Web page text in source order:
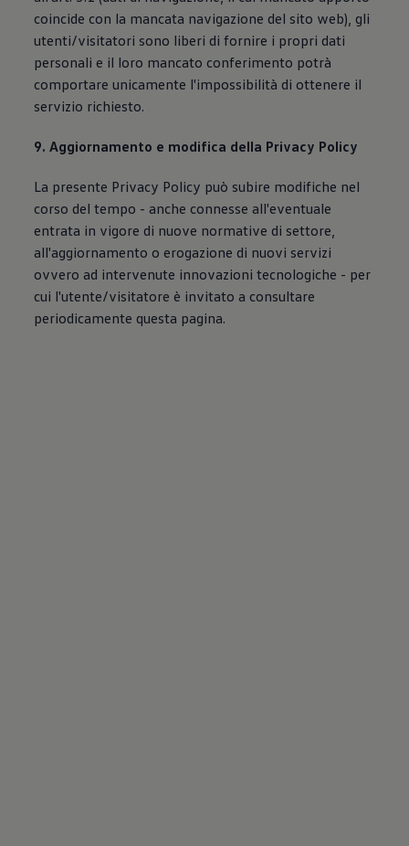
coincide con la mancata navigazione del sito web), gli
utenti/visitatori sono liberi di fornire i propri dati
personali e il loro mancato conferimento potrà
comportare unicamente l'impossibilità di ottenere il
servizio richiesto.
9. Aggiornamento e modifica della Privacy Policy
La presente Privacy Policy può subire modifiche nel
corso del tempo - anche connesse all'eventuale
entrata in vigore di nuove normative di settore,
all'aggiornamento o erogazione di nuovi servizi
ovvero ad intervenute innovazioni tecnologiche - per
cui l'utente/visitatore è invitato a consultare
periodicamente questa pagina.